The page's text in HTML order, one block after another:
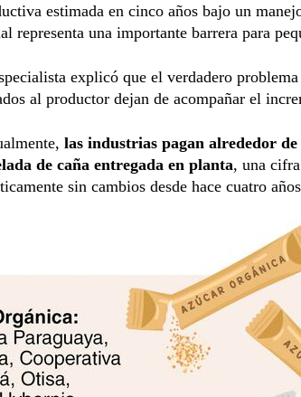
estimada en cinco años bajo un
representa una importante barrera para
explicó que el verdadero
al productor dejan de acompañar el
las industrias pagan alrededor
de caña entregada en planta, una
sin cambios desde hace cuatro